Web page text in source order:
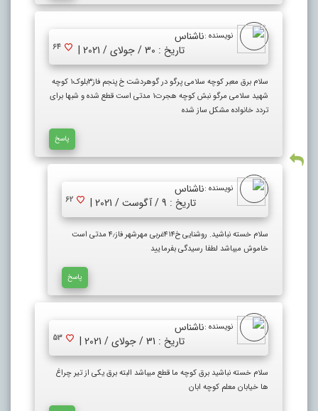
نویسنده :ناشناس
تاریخ : 30 / جولای / 2021 |
64
سلام برق معبر کوچه سلامی پرگو در گوهردشت خ پنجم فاز۳بلوک۱ کوچه
شهید سلامی مرگو نبش کوچه هجرت۱ مدتی است قطع شده و شبها برای
تردد خانواده مشکل ساز شده
پاسخ
نویسنده :ناشناس
تاریخ : 9 / آگوست / 2021 |
62
سلام خسته نباشید. روشنایی خ۴۱۴غربی مهرشهر فاز۴٫ مدتی است
خاموش میباشد لطفا رسیدگی بفرمایید
پاسخ
نویسنده :ناشناس
تاریخ : 31 / جولای / 2021 |
53
سلام خسته نباشید برق کوچه ما قطع میباشد البته برق یکی از تیر چراغ
ها خیابان معلم کوچه ابان